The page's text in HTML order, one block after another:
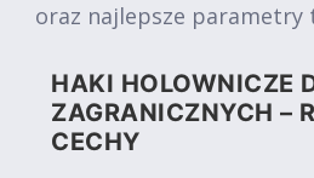
oraz najlepsze parametry
HAKI HOLOWNICZE
ZAGRANICZNYCH –
CECHY